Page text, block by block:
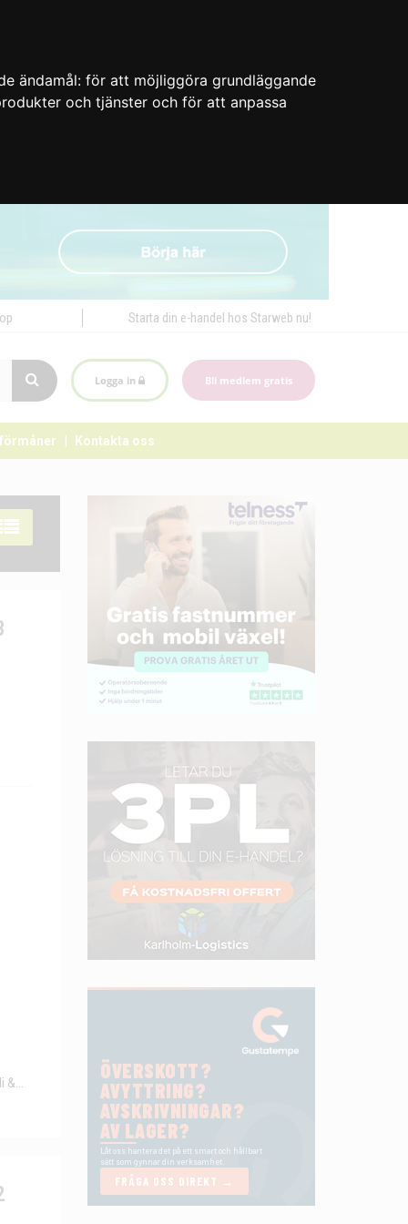
ändamål: för att möjliggöra grundläggande
och tjänster och för att anpassa
Starta din e-handel hos Starweb nu!
Logga in Bli medlem gratis
Kontakta oss